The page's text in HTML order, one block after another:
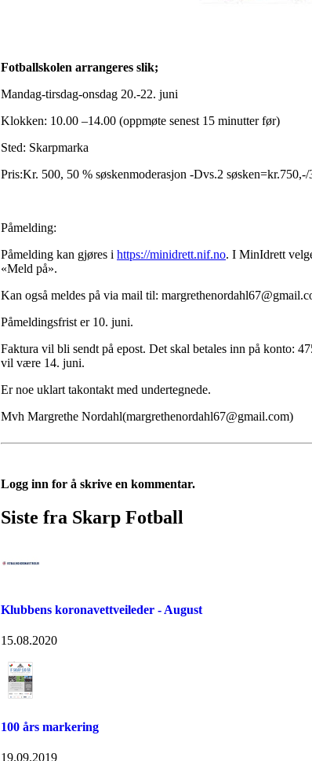
Fotballskolen arrangeres slik;
Mandag-tirsdag-onsdag 20.-22. juni
Klokken: 10.00 –14.00 (oppmøte senest 15 minutter før)
Sted: Skarpmarka
Pris:Kr. 500, 50 % søskenmoderasjon -Dvs.2
Påmelding:
Påmelding kan gjøres i https://minidrett.nif.no. I MinIdrett
«Meld på».
Kan også meldes på via mail til:
Påmeldingsfrist er 10. juni.
Faktura vil bli sendt på epost. Det skal betales inn på konto:
vil være 14. juni.
Er noe uklart takontakt med undertegnede.
Mvh Margrethe Nordahl(margrethenordahl67@gmail.com)
Logg inn for å skrive en kommentar.
Siste fra Skarp Fotball
Klubbens koronavettveileder - August
15.08.2020
100 års markering
19.09.2019